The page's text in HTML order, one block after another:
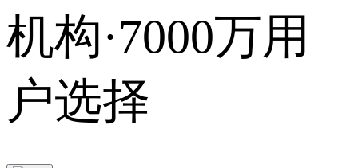
机构·7000万用
户选择